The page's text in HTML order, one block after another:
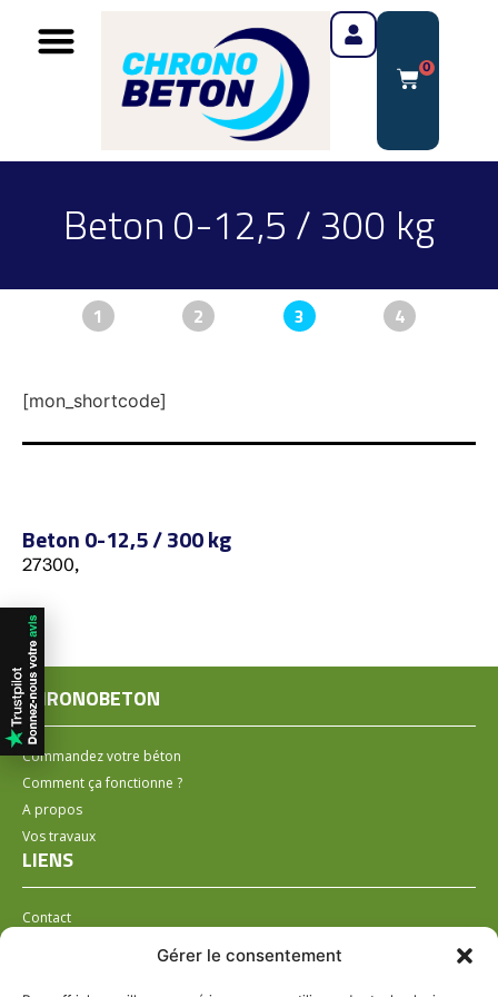
Gérer le consentement
0
Beton 0-12,5 / 300 kg
1 2 3 4
[mon_shortcode]
Beton 0-12,5 / 300 kg
27300,
CHRONOBETON
Commandez votre béton
Comment ça fonctionne ?
A propos
Vos travaux
LIENS
Contact